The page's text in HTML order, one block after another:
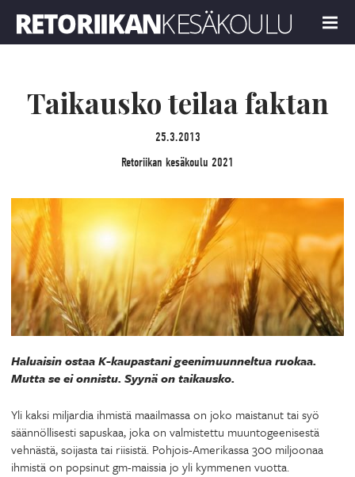
MENU
Taikausko teilaa faktan
25.3.2013
Retoriikan kesäkoulu 2021
Haluaisin ostaa K-kaupastani geenimuunneltua ruokaa.
Mutta se ei onnistu. Syynä on taikausko.
Yli kaksi miljardia ihmistä maailmassa on joko maistanut tai syö
säännöllisesti sapuskaa, joka on valmistettu muuntogeenisestä
vehnästä, soijasta tai riisistä. Pohjois-Amerikassa 300 miljoonaa
ihmistä on popsinut gm-maissia jo yli kymmenen vuotta.